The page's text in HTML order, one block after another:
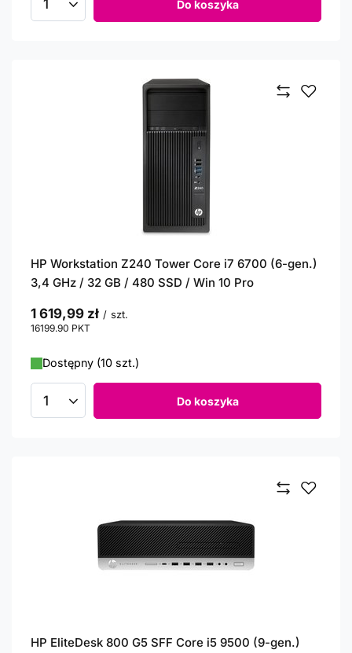
Ilość produktów Do koszyka
HP Workstation Z240 Tower Core i7 6700 (6-gen.)
3,4 GHz / 32 GB / 480 SSD / Win 10 Pro
1 619,99 zł / szt.
16199.90 PKT
Dostępny (10 szt.)
Ilość produktów Do koszyka
HP EliteDesk 800 G5 SFF Core i5 9500 (9-gen.)